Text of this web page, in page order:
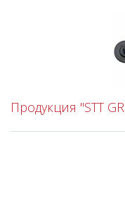
Продукция "STT